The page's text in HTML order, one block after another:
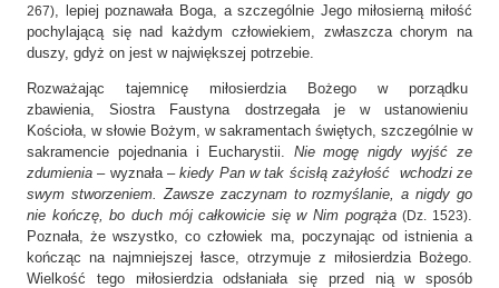
267) , lepiej poznawała Boga, a szczególnie Jego miłosierną miłość
pochylającą się nad każdym człowiekiem, zwłaszcza chorym na
duszy, gdyż on jest w największej potrzebie.
Rozważając tajemnicę miłosierdzia Bożego w porządku
zbawienia, Siostra Faustyna dostrzegała je w ustanowieniu
Kościoła, w słowie Bożym, w sakramentach świętych, szczególnie w
sakramencie pojednania i Eucharystii. Nie mogę nigdy wyjść ze
zdumienia – wyznała –kiedy Pan w tak ścisłą zażyłość wchodzi ze
swym stworzeniem. Zawsze zaczynam to rozmyślanie, a nigdy go
nie kończę, bo duch mój całkowicie się w Nim pogrąża (Dz. 1523)
Poznała, że wszystko, co człowiek ma, poczynając od istnienia a
kończąc na najmniejszej łasce, otrzymuje z miłosierdzia Bożego.
Wielkość tego miłosierdzia odsłaniała się przed nią w sposób